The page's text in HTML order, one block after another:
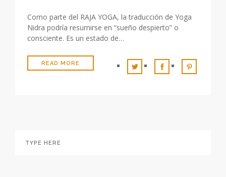
Como parte del RAJA YOGA, la traducción de Yoga
Nidra podría resumirse en “sueño despierto” o
consciente. Es un estado de…
READ MORE